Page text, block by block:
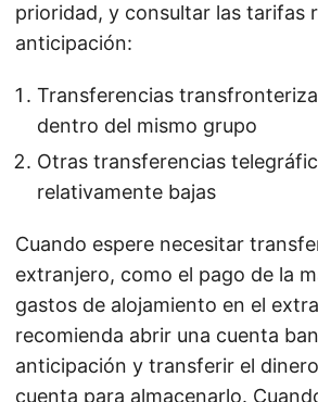
prioridad, y consultar las tarifas
anticipación:
Transferencias
dentro del mismo grupo
Otras transferencias
relativamente bajas
Cuando espere necesitar
extranjero, como el pago de la
gastos de alojamiento en el
recomienda abrir una cuenta
anticipación y transferir el
cuenta para almacenarlo.